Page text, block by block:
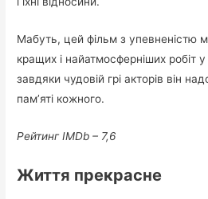
Мабуть, цей фільм з упевненістю
кращих і найатмосферніших робіт
завдяки чудовій грі акторів він
пам’яті кожного.
Рейтинг IMDb – 7,6
Життя прекрасне